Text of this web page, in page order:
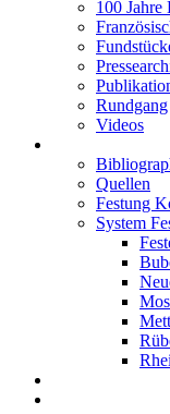
100 Jahre
Rundgang
Videos
Quellen
Festung
System